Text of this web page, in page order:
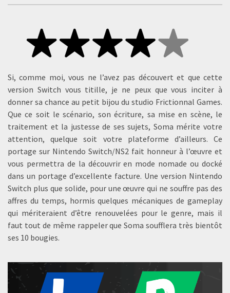
Si, comme moi, vous ne l’avez pas découvert et que cette
version Switch vous titille, je ne peux que vous inciter à
donner sa chance au petit bijou du studio Frictionnal Games.
Que ce soit le scénario, son écriture, sa mise en scène, le
traitement et la justesse de ses sujets, Soma mérite votre
attention, quelque soit votre plateforme d’ailleurs. Ce
portage sur Nintendo Switch/NS2 fait honneur à l’œuvre et
vous permettra de la découvrir en mode nomade ou docké
dans un portage d’excellente facture. Une version Nintendo
Switch plus que solide, pour une œuvre qui ne souffre pas des
affres du temps, hormis quelques mécaniques de gameplay
qui mériteraient d’être renouvelées pour le genre, mais il
faut tout de même rappeler que Soma soufflera très bientôt
ses 10 bougies.